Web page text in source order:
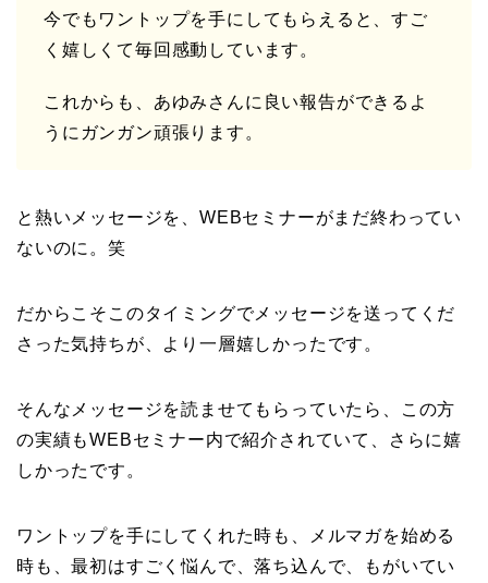
今でもワントップを手にしてもらえると、すご
く嬉しくて毎回感動しています。
これからも、あゆみさんに良い報告ができるよ
うにガンガン頑張ります。
と熱いメッセージを、WEBセミナーがまだ終わってい
ないのに。笑
だからこそこのタイミングでメッセージを送ってくだ
さった気持ちが、より一層嬉しかったです。
そんなメッセージを読ませてもらっていたら、この方
の実績もWEBセミナー内で紹介されていて、さらに嬉
しかったです。
ワントップを手にしてくれた時も、メルマガを始める
時も、最初はすごく悩んで、落ち込んで、もがいてい